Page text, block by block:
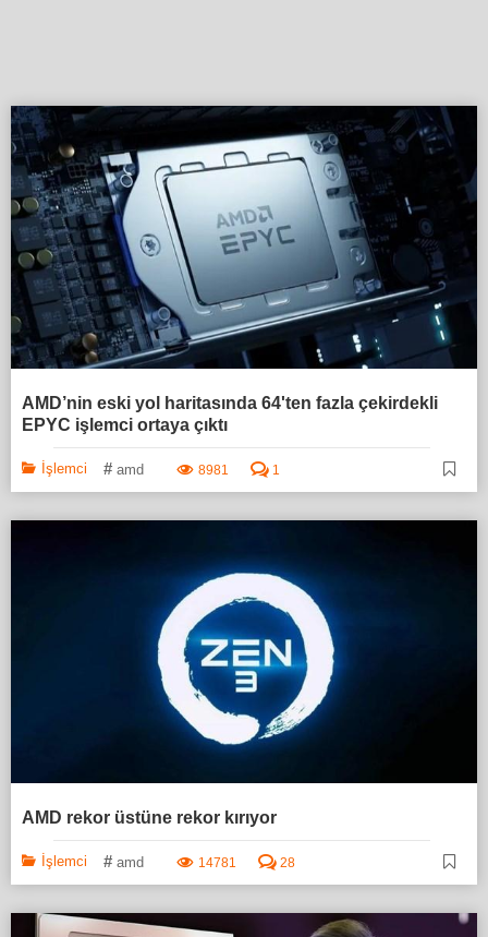
AMD’nin eski yol haritasında 64'ten fazla çekirdekli
EPYC işlemci ortaya çıktı
İşlemci # amd 8981 1
AMD rekor üstüne rekor kırıyor
İşlemci # amd 14781 28